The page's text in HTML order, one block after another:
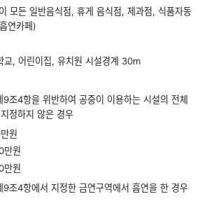
모든 일반음식점, 휴게 음식점, 제과점, 식품자동
연카페)
교, 어린이집, 유치원 시설경계 30m
9조4항을 위반하여 공중이 이용하는 시설의 전체
정하지 않은 경우
원
만원
만원
9조4항에서 지정한 금연구역에서 흡연을 한 경우